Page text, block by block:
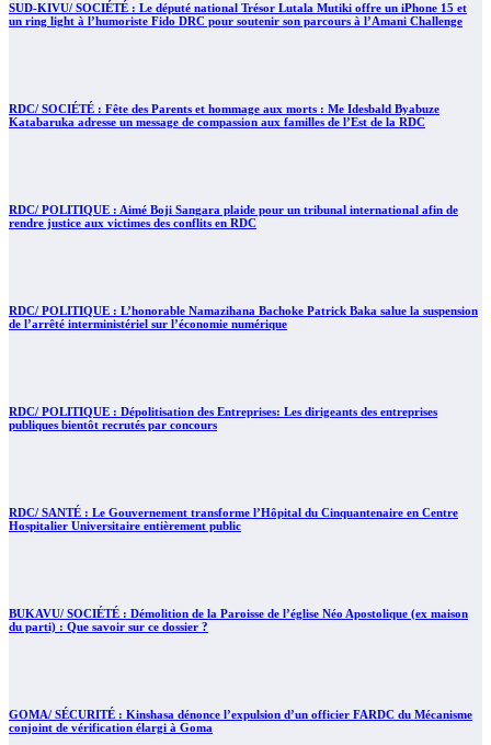
SUD-KIVU/ SOCIÉTÉ : Le député national Trésor Lutala Mutiki offre un iPhone 15 et
un ring light à l’humoriste Fido DRC pour soutenir son parcours à l’Amani Challenge
RDC/ SOCIÉTÉ : Fête des Parents et hommage aux morts : Me Idesbald Byabuze
Katabaruka adresse un message de compassion aux familles de l’Est de la RDC
RDC/ POLITIQUE : Aimé Boji Sangara plaide pour un tribunal international afin de
rendre justice aux victimes des conflits en RDC
RDC/ POLITIQUE : L’honorable Namazihana Bachoke Patrick Baka salue la suspension
de l’arrêté interministériel sur l’économie numérique
RDC/ POLITIQUE : Dépolitisation des Entreprises: Les dirigeants des entreprises
publiques bientôt recrutés par concours
RDC/ SANTÉ : Le Gouvernement transforme l’Hôpital du Cinquantenaire en Centre
Hospitalier Universitaire entièrement public
BUKAVU/ SOCIÉTÉ : Démolition de la Paroisse de l’église Néo Apostolique (ex maison
du parti) : Que savoir sur ce dossier ?
GOMA/ SÉCURITÉ : Kinshasa dénonce l’expulsion d’un officier FARDC du Mécanisme
conjoint de vérification élargi à Goma